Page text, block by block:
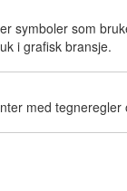
symboler som
i grafisk bransje.
med tegneregler